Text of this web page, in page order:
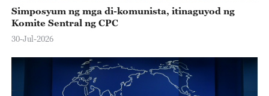
Simposyum ng mga di-komunista, itinaguyod ng
Komite Sentral ng CPC
30-Jul-2026